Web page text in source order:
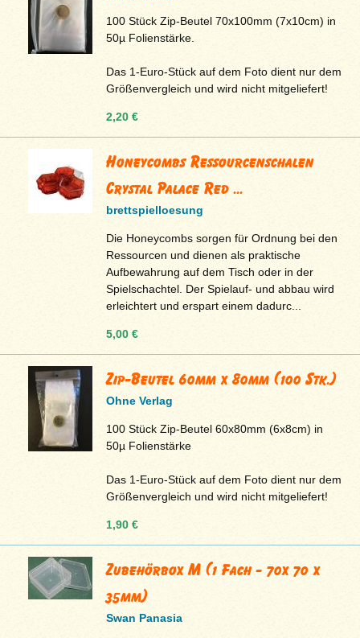
100 Stück Zip-Beutel 70x100mm (7x10cm) in
50µ Folienstärke.
Das 1-Euro-Stück auf dem Foto dient nur dem
Größenvergleich und wird nicht mitgeliefert!
2,20 €
Honeycombs Ressourcenschalen
Crystal Palace Red ...
brettspielloesung
Die Honeycombs sorgen für Ordnung bei den
Ressourcen und dienen als praktische
Aufbewahrung auf dem Tisch oder in der
Spielschachtel. Der Spielauf- und abbau wird
erleichtert und erspart einem dadurc...
5,00 €
Zip-Beutel 60mm x 80mm (100 Stk.)
Ohne Verlag
100 Stück Zip-Beutel 60x80mm (6x8cm) in
50µ Folienstärke
Das 1-Euro-Stück auf dem Foto dient nur dem
Größenvergleich und wird nicht mitgeliefert!
1,90 €
Zubehörbox M (1 Fach - 70x 70 x
35mm)
Swan Panasia